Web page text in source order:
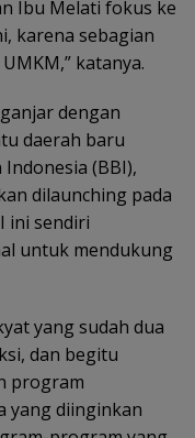
Ibu Melati fokus ke
karena sebagian
katanya.
dengan
daerah baru
(BBI),
dilaunching pada
ini sendiri
untuk mendukung
yang sudah dua
dan begitu
program
yang diinginkan